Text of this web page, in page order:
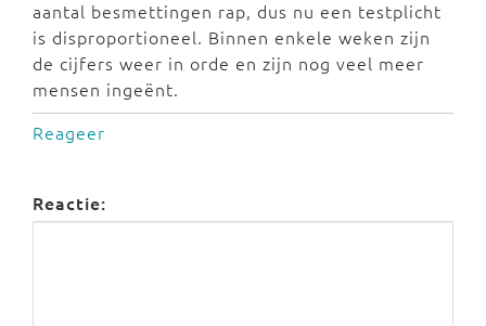
aantal besmettingen rap, dus nu een testplicht
is disproportioneel. Binnen enkele weken zijn
de cijfers weer in orde en zijn nog veel meer
mensen ingeënt.
Reageer
Reactie: